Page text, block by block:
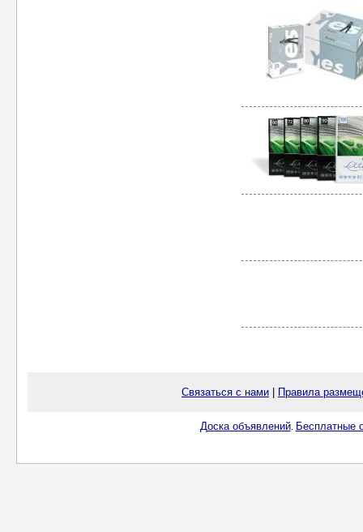
Связаться с нами Правила
Доска объявлений. Бесплатные